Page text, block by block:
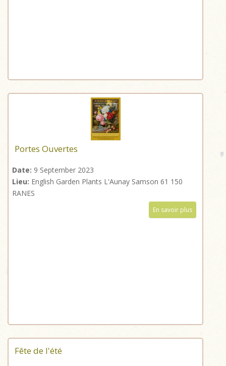
Portes Ouvertes
Date: 9 September 2023
Lieu: English Garden Plants L'Aunay Samson 61 150
RANES
En savoir plus
Fête de l'été